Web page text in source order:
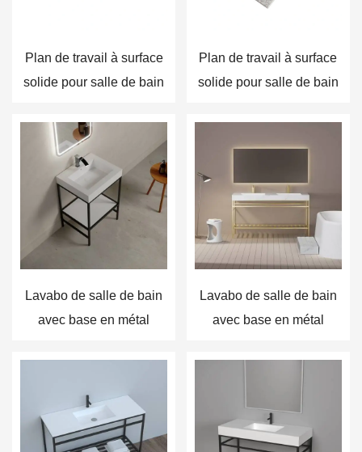
Plan de travail à surface
solide pour salle de bain
Plan de travail à surface
solide pour salle de bain
Lavabo de salle de bain
avec base en métal
Lavabo de salle de bain
avec base en métal